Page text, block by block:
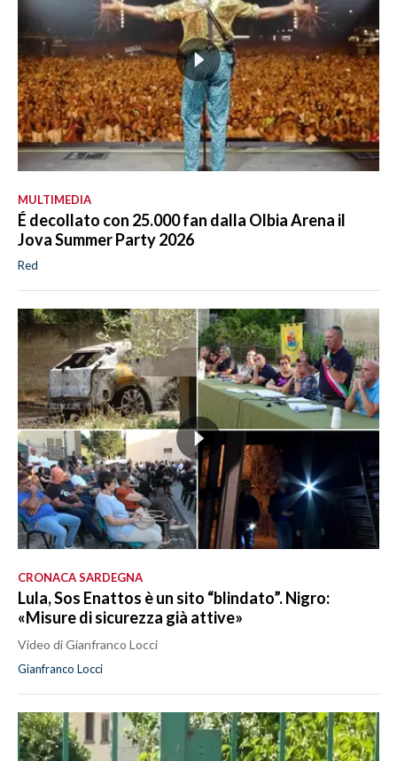
MULTIMEDIA
É decollato con 25.000 fan dalla Olbia Arena il
Jova Summer Party 2026
Red
CRONACA SARDEGNA
Lula, Sos Enattos è un sito “blindato”. Nigro:
«Misure di sicurezza già attive»
Video di Gianfranco Locci
Gianfranco Locci